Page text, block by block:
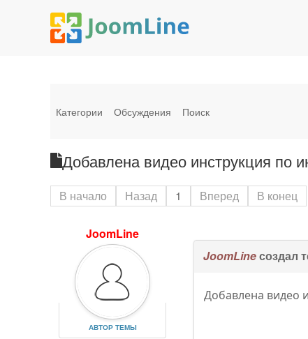
Категории Обсуждения Поиск
Добавлена видео инструкция по
В начало Назад 1 Вперед В конец
JoomLine
АВТОР ТЕМЫ
JoomLineсоздал
Добавлена видео